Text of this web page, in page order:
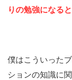
りの勉強になる
僕はこういった
ションの知識に